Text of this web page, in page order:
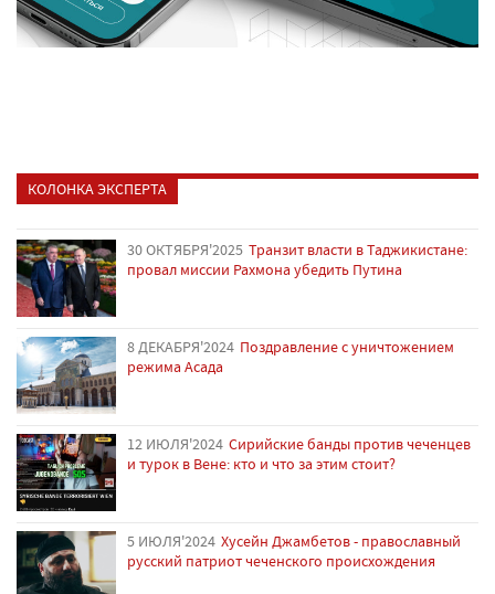
КОЛОНКА ЭКСПЕРТА
30 ОКТЯБРЯ'2025 Транзит власти в Таджикистане:
провал миссии Рахмона убедить Путина
8 ДЕКАБРЯ'2024 Поздравление с уничтожением
режима Асада
12 ИЮЛЯ'2024 Сирийские банды против чеченцев
и турок в Вене: кто и что за этим стоит?
5 ИЮЛЯ'2024 Хусейн Джамбетов - православный
русский патриот чеченского происхождения